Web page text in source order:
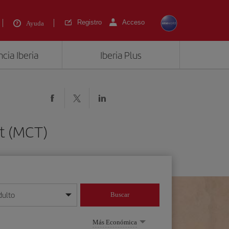
Ayuda Registro Acceso
Iberia Iberia Plus
(MCT)
mes/año
Buscar
Más Económica